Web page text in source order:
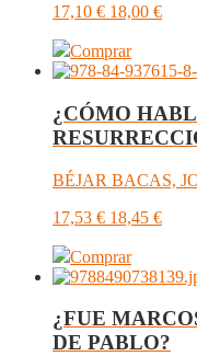
17,10 € 18,00 €
Comprar
¿CÓMO
BÉJAR BACAS,
17,53 € 18,45 €
Comprar
¿FUE
DE PABLO?